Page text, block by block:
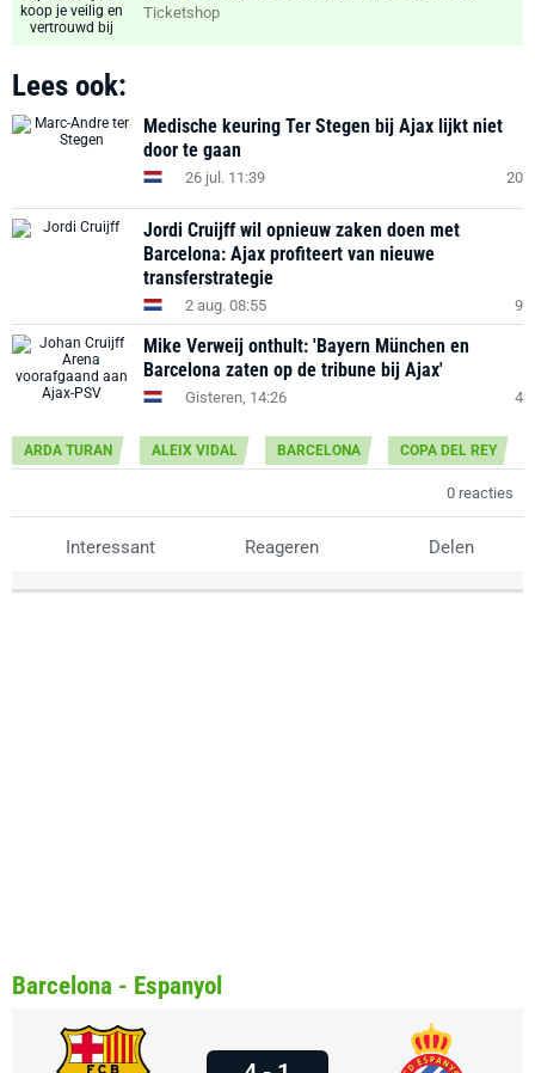
Ticketshop
Lees ook:
Medische keuring Ter Stegen bij Ajax lijkt niet
door te gaan
26 jul. 11:39 20
Jordi Cruijff wil opnieuw zaken doen met
Barcelona: Ajax profiteert van nieuwe
transferstrategie
2 aug. 08:55 9
Mike Verweij onthult: 'Bayern München en
Barcelona zaten op de tribune bij Ajax'
Gisteren, 14:26 4
ARDA TURAN ALEIX VIDAL BARCELONA COPA DEL REY
0 reacties
Interessant Reageren Delen
Barcelona - Espanyol